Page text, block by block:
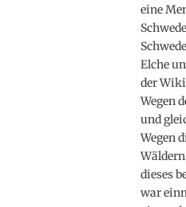
eine
Elche
der
Wegen
und
Wegen
dieses
war